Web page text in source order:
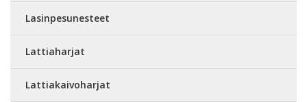
Lasinpesunesteet
Lattiaharjat
Lattiakaivoharjat